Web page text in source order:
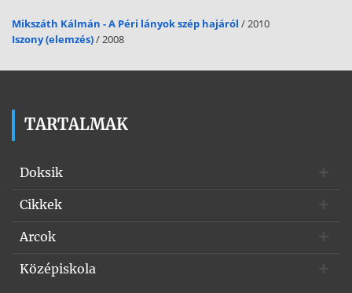
Mikszáth Kálmán - A Péri lányok szép hajáról / 2010
Iszony (elemzés)/ 2008
TARTALMAK
Doksik
Cikkek
Arcok
Középiskola